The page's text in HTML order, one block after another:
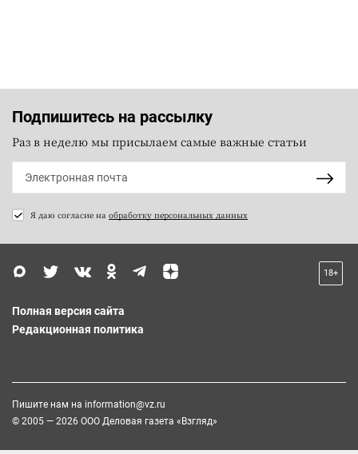
Подпишитесь на рассылку
Раз в неделю мы присылаем самые важные статьи
Я даю согласие на обработку персональных данных
18+
Полная версия сайта
Редакционная политика
Пишите нам на information@vz.ru
© 2005 — 2026 ООО Деловая газета «Взгляд»